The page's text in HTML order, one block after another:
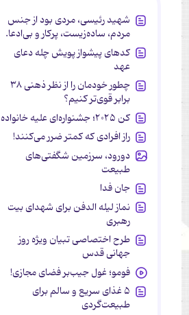
شهید رئیسی، مردی بود از جنس
مردم، ساده‌زیست، پرکار و بی‌ادعا.
کدهای پیشواز پویش چله دعای
عهد
چطور خودمان را از نظر ذهنی ۳۸
برابر قوی‌تر کنیم؟
کن ۲۰۲۵؛ جشنواره‌ای علیه خانواده
راز افرادی که کمتر ضرر می‌کنند!
دورود، سرزمین شگفتی‌های
طبیعت
جان فدا
نماز لیله الدفن برای شهدای بیت
رهبری
طرح اختصاصی تبیان ویژه روز
جهانی قدس
فومو؛ غول جیب‌بر فضای مجازی!
۵ غذای سریع و سالم برای
طبیعت‌گردی